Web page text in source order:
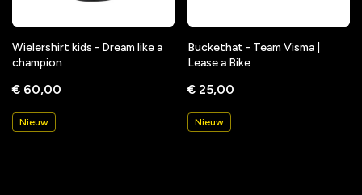
Wielershirt kids - Dream like a
champion
€ 60,00
Nieuw
Buckethat - Team Visma |
Lease a Bike
€ 25,00
Nieuw